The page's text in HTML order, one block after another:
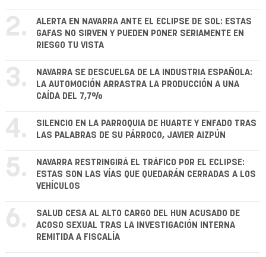
2.
ALERTA EN NAVARRA ANTE EL ECLIPSE DE SOL: ESTAS
GAFAS NO SIRVEN Y PUEDEN PONER SERIAMENTE EN
RIESGO TU VISTA
3.
NAVARRA SE DESCUELGA DE LA INDUSTRIA ESPAÑOLA:
LA AUTOMOCIÓN ARRASTRA LA PRODUCCIÓN A UNA
CAÍDA DEL 7,7%
4.
SILENCIO EN LA PARROQUIA DE HUARTE Y ENFADO TRAS
LAS PALABRAS DE SU PÁRROCO, JAVIER AIZPÚN
5.
NAVARRA RESTRINGIRÁ EL TRÁFICO POR EL ECLIPSE:
ESTAS SON LAS VÍAS QUE QUEDARÁN CERRADAS A LOS
VEHÍCULOS
6.
SALUD CESA AL ALTO CARGO DEL HUN ACUSADO DE
ACOSO SEXUAL TRAS LA INVESTIGACIÓN INTERNA
REMITIDA A FISCALÍA